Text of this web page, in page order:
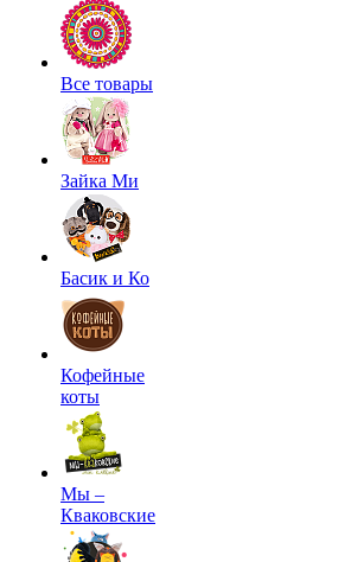
Все товары
Зайка Ми
Басик и Ко
Кофейные
коты
Мы –
Кваковские